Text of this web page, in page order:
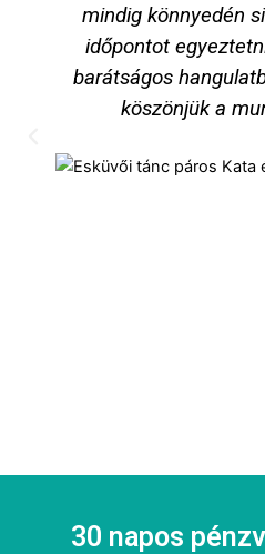
mindig könnyedén
időpontot
barátságos
köszönjük a
30 napos